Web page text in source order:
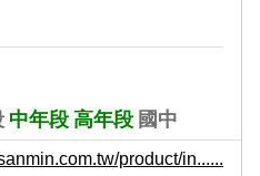
中年段 高年段 國中
product/in......